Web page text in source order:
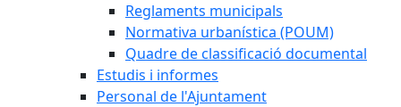
Reglaments municipals
Normativa urbanística (POUM)
Quadre de classificació documental
Estudis i informes
Personal de l'Ajuntament